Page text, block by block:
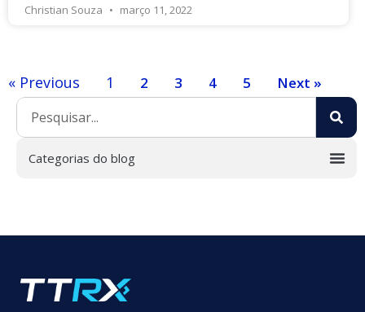
Christian Souza março 11, 2022
« Previous 1 2 3 4 5 Next »